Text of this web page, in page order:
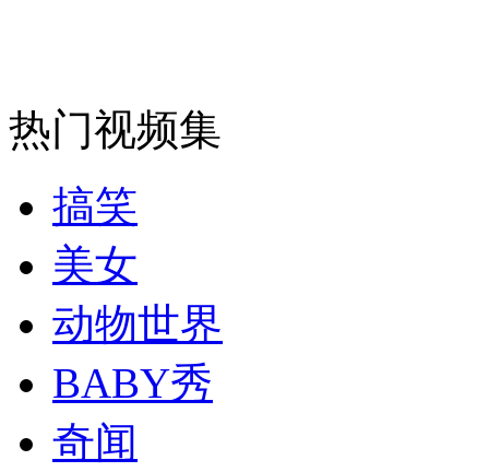
走！跟着总书记去植树
消防员救轻生者
司机酒驾遇交警 急速倒车逃窜
热门视频集
搞笑
美女
动物世界
BABY秀
奇闻